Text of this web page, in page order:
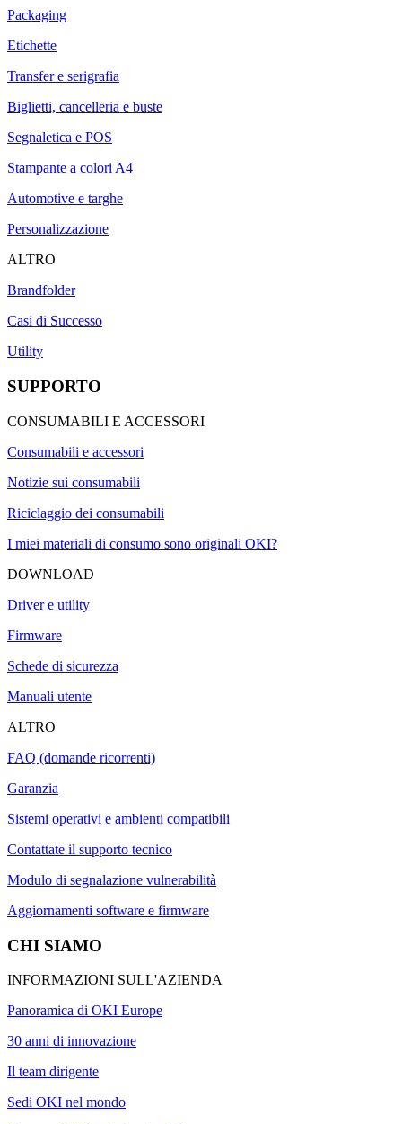
Packaging
Etichette
Transfer e serigrafia
Biglietti, cancelleria e buste
Segnaletica e POS
Stampante a colori A4
Automotive e targhe
Personalizzazione
ALTRO
Brandfolder
Casi di Successo
Utility
SUPPORTO
CONSUMABILI E ACCESSORI
Consumabili e accessori
Notizie sui consumabili
Riciclaggio dei consumabili
I miei materiali di consumo sono originali OKI?
DOWNLOAD
Driver e utility
Firmware
Schede di sicurezza
Manuali utente
ALTRO
FAQ (domande ricorrenti)
Garanzia
Sistemi operativi e ambienti compatibili
Contattate il supporto tecnico
Modulo di segnalazione vulnerabilità
Aggiornamenti software e firmware
CHI SIAMO
INFORMAZIONI SULL'AZIENDA
Panoramica di OKI Europe
30 anni di innovazione
Il team dirigente
Sedi OKI nel mondo